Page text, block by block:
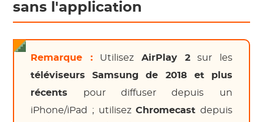
sans l'application
Remarque :Utilisez AirPlay 2sur les
téléviseurs Samsung de 2018 et plus
récents pour diffuser depuis un
iPhone/iPad ; utilisezChromecast depuis